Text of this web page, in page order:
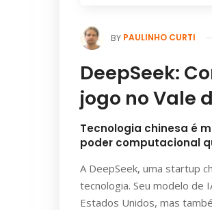
BY PAULINHO CURTI
DeepSeek:
jogo no Vale
Tecnologia chinesa é
poder computacional
A DeepSeek, uma startup
tecnologia. Seu modelo de
Estados Unidos, mas